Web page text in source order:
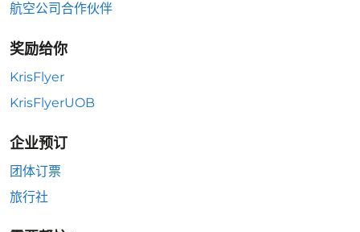
航空公司合作伙伴
奖励给你
KrisFlyer
KrisFlyerUOB
企业预订
团体订票
旅行社